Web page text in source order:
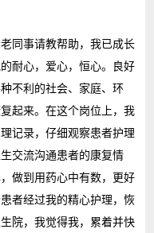
同事请教帮助，我已成长
耐心，爱心，恒心。良好
不利的社会、家庭、环
起来。在这个岗位上，我
记录，仔细观察患者护理
交流沟通患者的康复情
做到用药心中有数，更好
者经过我的精心护理，恢
院，我觉得我，累着并快